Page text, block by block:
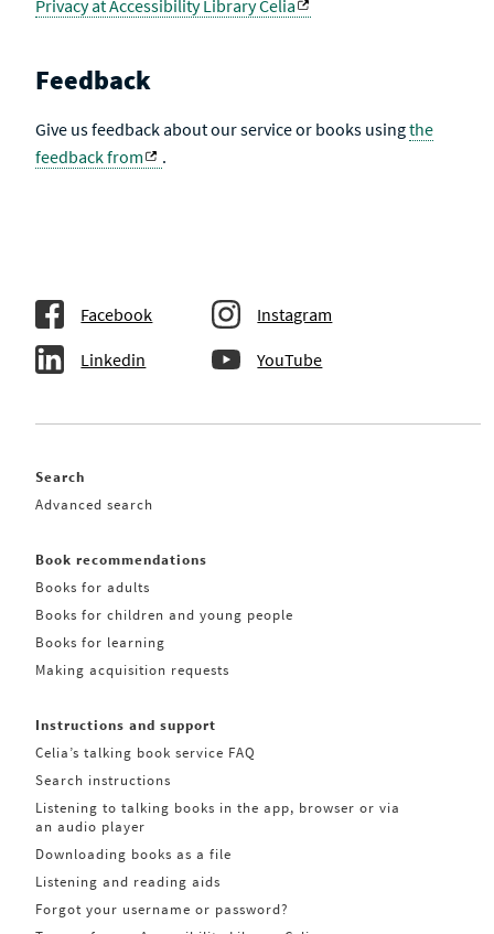
Privacy at Accessibility Library Celia
Feedback
Give us feedback about our service or books usingthe
feedback from
.
Facebook Instagram
Linkedin YouTube
Search
Advanced search
Book recommendations
Books for adults
Books for children and young people
Books for learning
Making acquisition requests
Instructions and support
Celia’s talking book service FAQ
Search instructions
Listening to talking books in the app, browser or via
an audio player
Downloading books as a file
Listening and reading aids
Forgot your username or password?